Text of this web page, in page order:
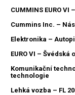
CUMMINS EURO VI
Cummins Inc. –
Elektronika –
EURO VI – Švédská
Komunikační
technologie
Lehká vozba – FL